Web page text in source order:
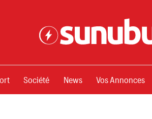
Société News Vos Annonces